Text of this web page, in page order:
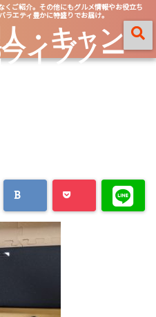
くご紹介。その他にもグルメ情報やお役立ち
エティ豊かに特盛りでお届け。
・キャン
イブノー